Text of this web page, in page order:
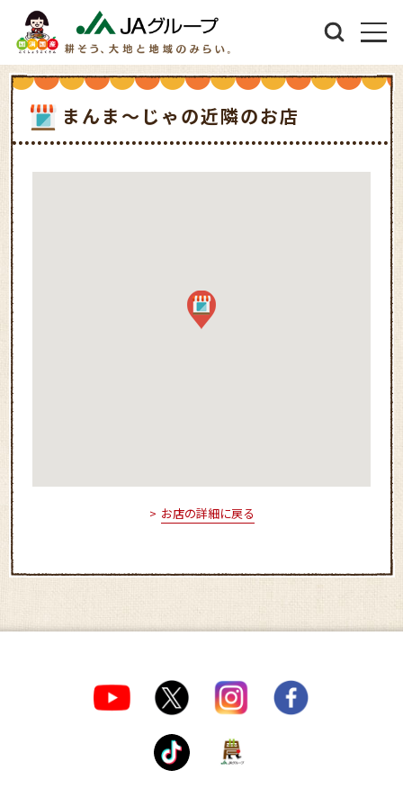
まんま～じゃの近隣のお店
お店の詳細に戻る